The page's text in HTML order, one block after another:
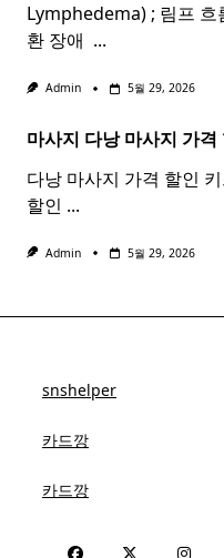
Lymphedema) ; 림프 흐
환 장애 ​ ...
Admin 5월 29, 2026
마사지 다낭마사지 가격
다낭 마사지 가격 할인
할인 ...
Admin 5월 29, 2026
snshelper
카드깡
카드깡